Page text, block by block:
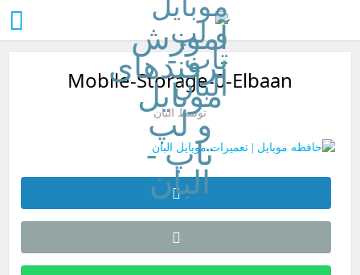
Mobile-Storage-0-Elbaan
توسط البان